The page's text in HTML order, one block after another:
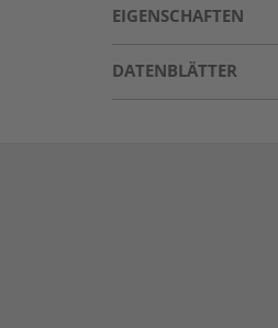
EIGENSCHAFTEN
DATENBLÄTTER